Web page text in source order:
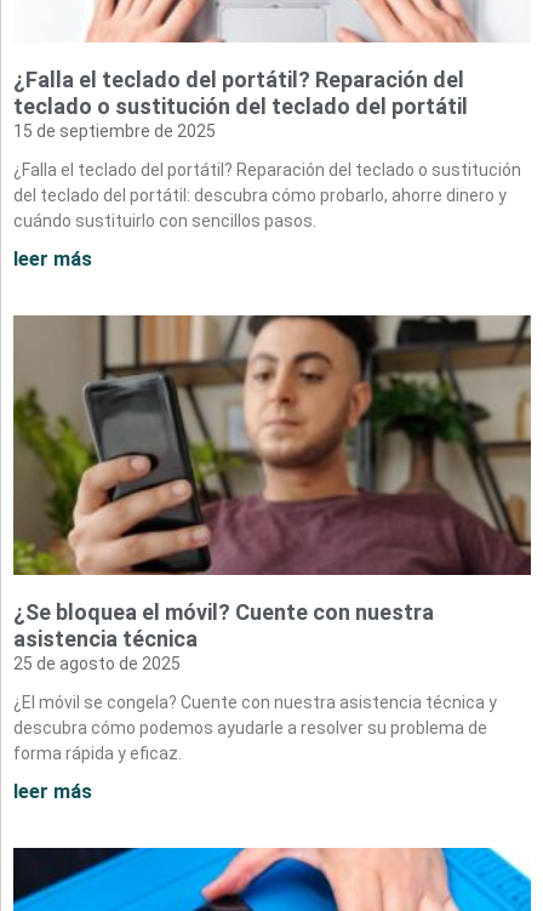
¿Falla el teclado del portátil? Reparación del
teclado o sustitución del teclado del portátil
15 de septiembre de 2025
¿Falla el teclado del portátil? Reparación del teclado o sustitución
del teclado del portátil: descubra cómo probarlo, ahorre dinero y
cuándo sustituirlo con sencillos pasos.
leer más
¿Se bloquea el móvil? Cuente con nuestra
asistencia técnica
25 de agosto de 2025
¿El móvil se congela? Cuente con nuestra asistencia técnica y
descubra cómo podemos ayudarle a resolver su problema de
forma rápida y eficaz.
leer más